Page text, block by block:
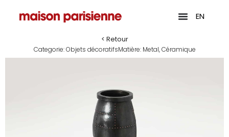
EN
< Retour
Categorie:Objets décoratifsMatière: Metal,Céramique